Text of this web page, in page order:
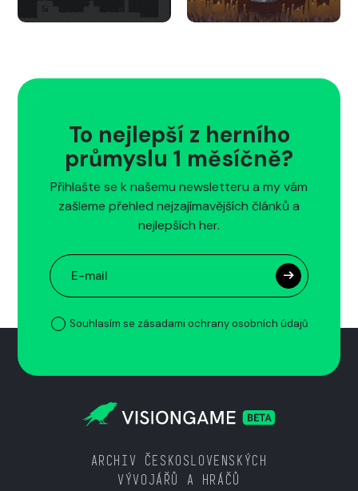
To nejlepší z herního
průmyslu 1 měsíčně?
Přihlašte se k našemu newsletteru a my vám
zašleme přehled nejzajímavějších článků a
nejlepších her.
Souhlasím se zásadami ochrany osobních údajů
ARCHIV ČESKOSLOVENSKÝCH
VÝVOJÁŘŮ A HRÁČŮ